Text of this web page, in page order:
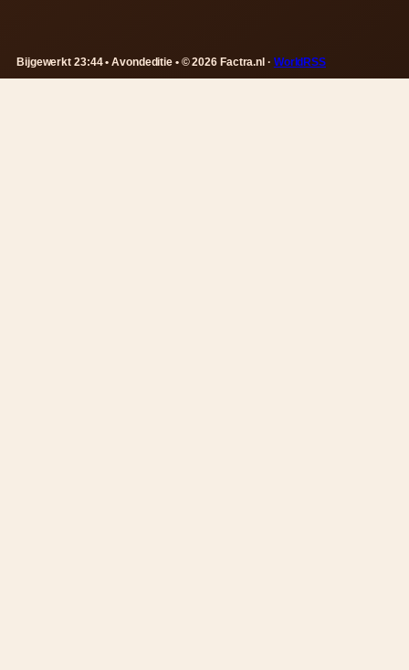
Bijgewerkt 23:44 • Avondeditie • © 2026 Factra.nl · WorldRSS